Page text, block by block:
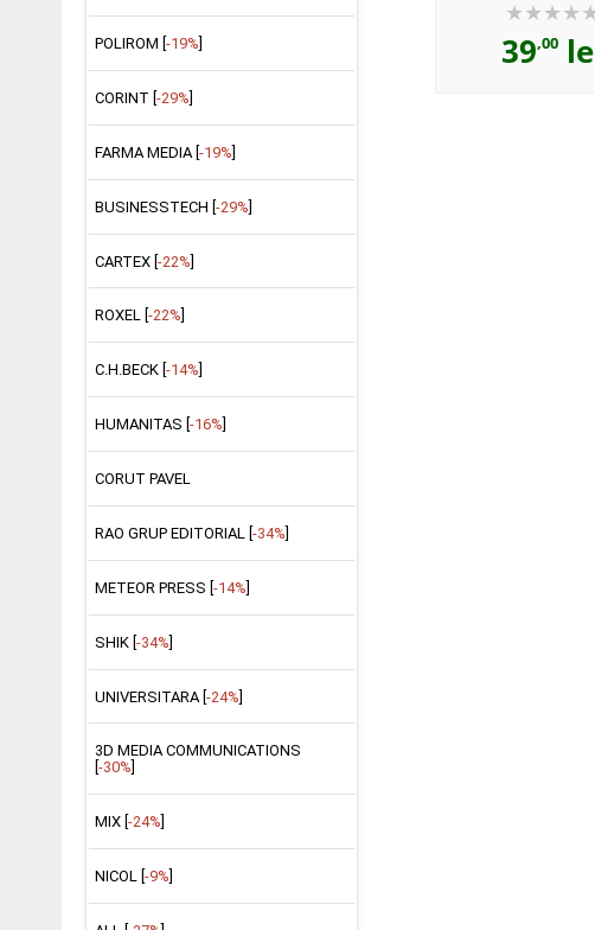
POLIROM [ -19%
CORINT [ -29%
FARMA MEDIA [ -19%
BUSINESSTECH [-29%]
CARTEX [-22%]
ROXEL [ -22%
C.H.BECK [ -14%
HUMANITAS [ -16%
CORUT PAVEL
RAO GRUP EDITORIAL [ -34%
METEOR PRESS [ -14%
SHIK [-34%]
UNIVERSITARA [-24%]
3D MEDIA COMMUNICATIONS
-30%
MIX [ -24%
NICOL [ -9%
pentru elevii de
39,00